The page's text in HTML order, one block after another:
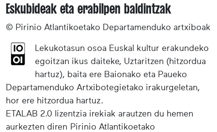
Eskubideak eta erabilpen baldintzak
© Pirinio Atlantikoetako Departamenduko artxiboak
Lekukotasun osoa Euskal kultur erakundeko
egoitzan ikus daiteke, Uztaritzen (hitzordua
hartuz), baita ere Baionako eta Paueko
Departamenduko Artxibotegietako irakurgeletan,
hor ere hitzordua hartuz.
ETALAB 2.0 lizentzia irekiak arautzen du hemen
aurkezten diren Pirinio Atlantikoetako